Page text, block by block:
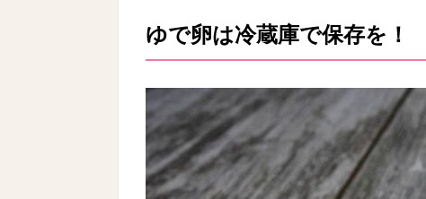
ゆで卵は冷蔵庫で保存を！